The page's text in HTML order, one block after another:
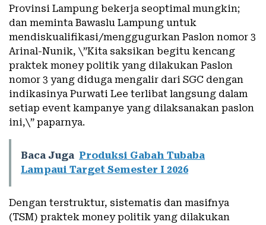
Provinsi Lampung bekerja seoptimal mungkin;
dan meminta Bawaslu Lampung untuk
mendiskualifikasi/menggugurkan Paslon nomor 3
Arinal-Nunik, \”Kita saksikan begitu kencang
praktek money politik yang dilakukan Paslon
nomor 3 yang diduga mengalir dari SGC dengan
indikasinya Purwati Lee terlibat langsung dalam
setiap event kampanye yang dilaksanakan paslon
ini,\” paparnya.
Baca Juga Produksi Gabah Tubaba
Lampaui Target Semester I 2026
Dengan terstruktur, sistematis dan masifnya
(TSM) praktek money politik yang dilakukan